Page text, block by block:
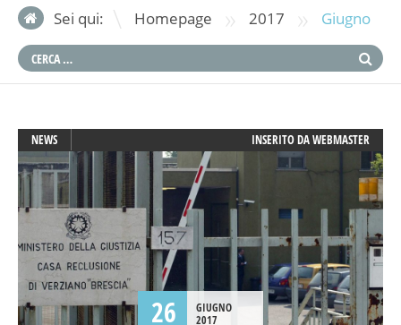
Sei qui: Homepage » 2017 » Giugno
NEWS INSERITO DAWEBMASTER
26
GIUGNO
2017